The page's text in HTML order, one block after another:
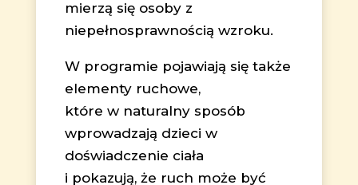
mierzą się osoby z
niepełnosprawnością wzroku.
W programie pojawiają się także
elementy ruchowe,
które w naturalny sposób
wprowadzają dzieci w
doświadczenie ciała
i pokazują, że ruch może być